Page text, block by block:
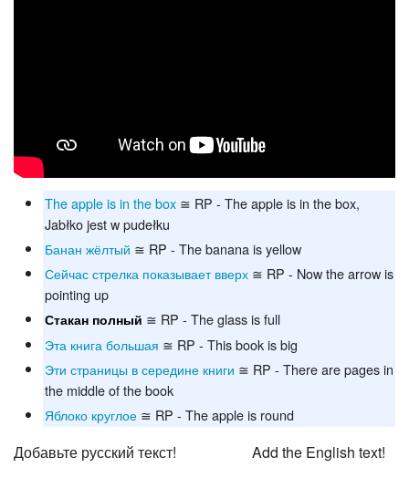
The apple is in the box ≅ RP - The apple is in the box,
Jabłko jest w pudełku
Банан жёлтый ≅ RP - The banana is yellow
Сейчас стрелка показывает вверх ≅ RP - Now the arrow is
pointing up
Стакан полный ≅ RP - The glass is full
Эта книга большая ≅ RP - This book is big
Эти страницы в середине книги ≅ RP - There are pages in
the middle of the book
Яблоко круглое ≅ RP - The apple is round
Добавьте русский текст! Add the English text!